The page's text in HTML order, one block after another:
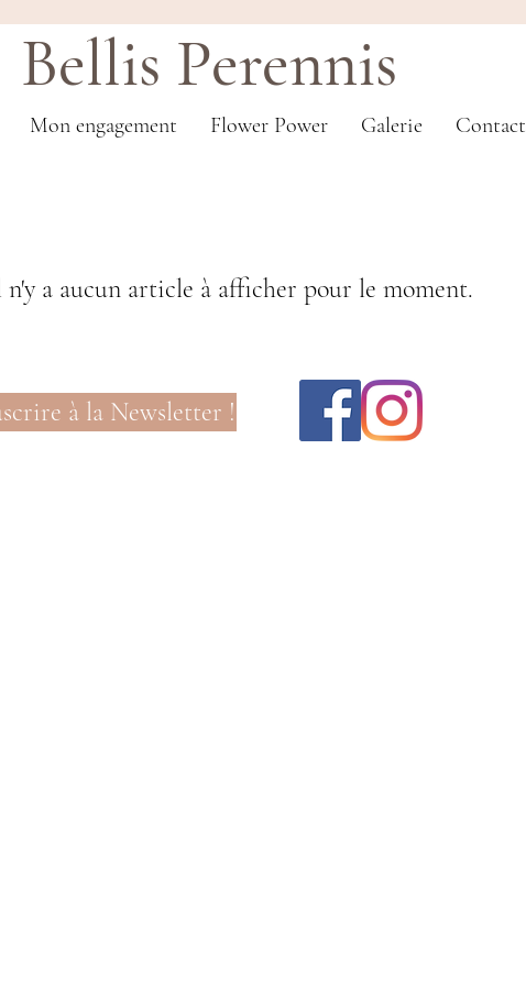
Bellis Perennis
Mon engagement Flower Power Galerie Contact
n'y a aucun article à afficher pour le moment.
à la Newsletter !